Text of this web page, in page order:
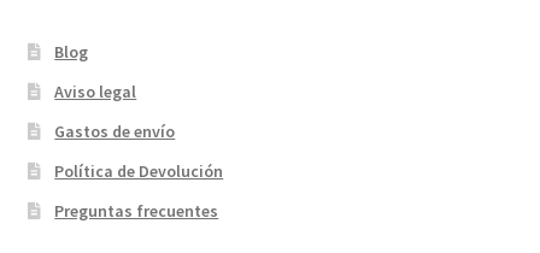
Blog
Aviso legal
Gastos de envío
Política de Devolución
Preguntas frecuentes